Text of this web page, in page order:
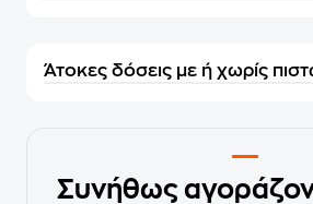
Άτοκες δόσεις με ή χωρίς
Συνήθως